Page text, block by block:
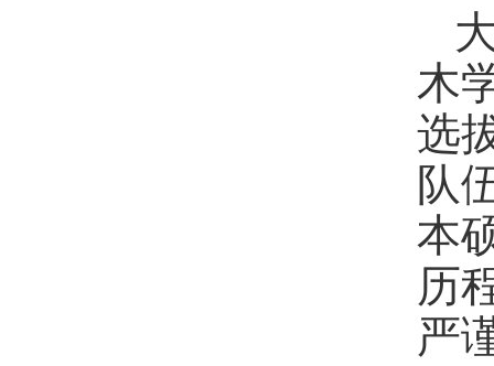
木
选
队
本
历
严